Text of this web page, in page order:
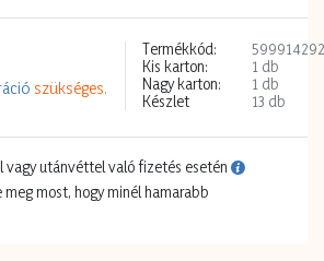
szükséges.
Termékkód:
Kis karton:
1 db
Nagy karton:
1 db
Készlet
13 db
vagy utánvéttel való fizetés esetén
meg most, hogy minél hamarabb